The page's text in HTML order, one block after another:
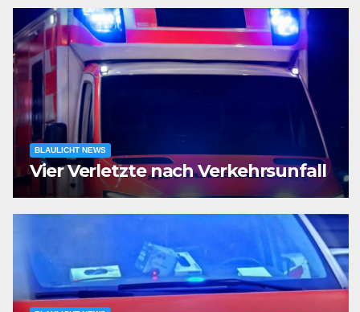
BLAULICHT NEWS
Vier Verletzte nach Verkehrsunfall